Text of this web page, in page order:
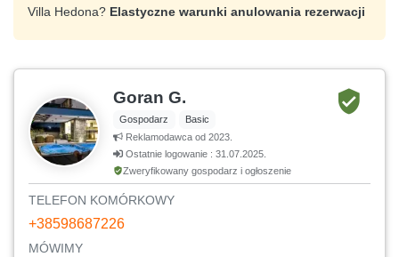
Villa Hedona? Elastyczne warunki anulowania rezerwacji
Goran G.
Gospodarz
Basic
Reklamodawca od 2023.
Ostatnie logowanie : 31.07.2025.
Zweryfikowany gospodarz i ogłoszenie
TELEFON KOMÓRKOWY
+38598687226
MÓWIMY